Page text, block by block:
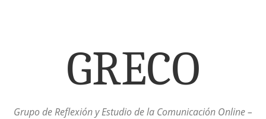
GRECO
Grupo de Reflexión y Estudio de la Comunicación Online –